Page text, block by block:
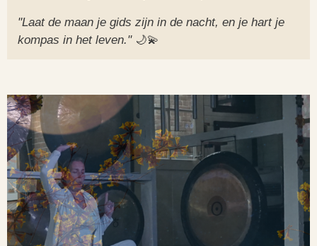
"Laat de maan je gids zijn in de nacht, en je hart je
kompas in het leven."🌙💫